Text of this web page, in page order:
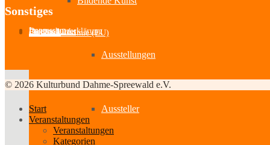
Ausstellungen
Aussteller
Sonstiges
Impressum
Datenschutzerklärung
Partner-Links
Feedback
Cookie-Richtlinie (EU)
© 2026 Kulturbund Dahme-Spreewald e.V.
Start
Veranstaltungen
Veranstaltungen
Kategorien